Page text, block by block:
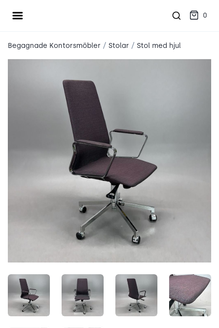
Öppna meny 0
Begagnade Kontorsmöbler / Stolar / Stol med hjul
y9LWVojVeOss.jpeg-ruuLKNtedhV.jpegxkdtEkVESe04.jpeg